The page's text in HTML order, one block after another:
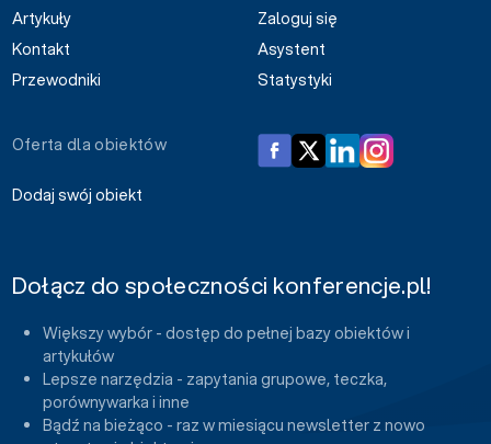
Artykuły
Kontakt
Przewodniki
Zaloguj się
Asystent
Statystyki
Oferta dla obiektów
Dodaj swój obiekt
Dołącz do społeczności konferencje.pl!
Większy wybór - dostęp do pełnej bazy obiektów i
artykułów
Lepsze narzędzia - zapytania grupowe, teczka,
porównywarka i inne
Bądź na bieżąco - raz w miesiącu newsletter z nowo